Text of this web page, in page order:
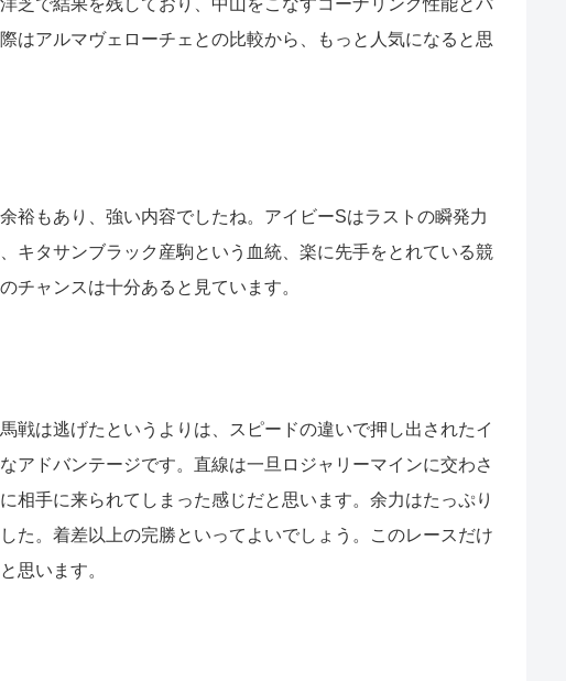
芝で結果を残しており、中山をこなすコーナリング性能とパ
はアルマヴェローチェとの比較から、もっと人気になると思
裕もあり、強い内容でしたね。アイビーSはラストの瞬発力
キタサンブラック産駒という血統、楽に先手をとれている競
チャンスは十分あると見ています。
戦は逃げたというよりは、スピードの違いで押し出されたイ
アドバンテージです。直線は一旦ロジャリーマインに交わさ
相手に来られてしまった感じだと思います。余力はたっぷり
た。着差以上の完勝といってよいでしょう。このレースだけ
思います。